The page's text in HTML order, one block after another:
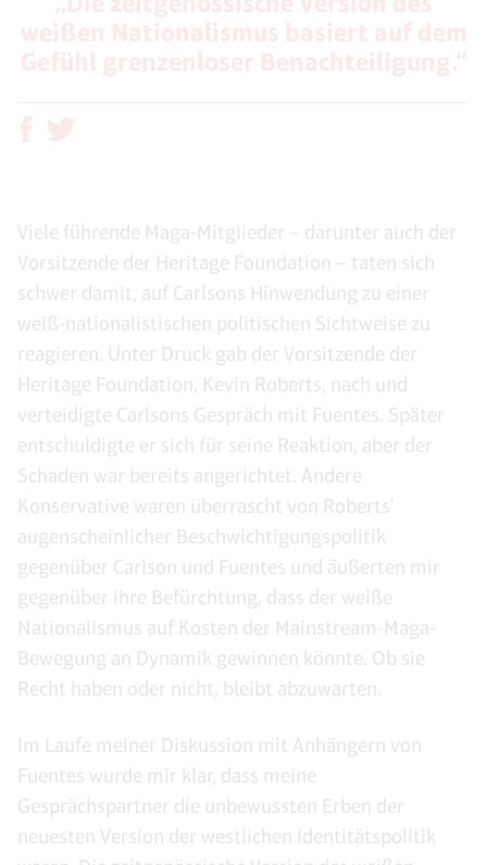
Viele führende Maga-Mitglieder – darunter auch der
Vorsitzende der Heritage Foundation – taten sich
schwer damit, auf Carlsons Hinwendung zu einer
weiß-nationalistischen politischen Sichtweise zu
reagieren. Unter Druck gab der Vorsitzende der
Heritage Foundation, Kevin Roberts, nach und
verteidigte Carlsons Gespräch mit Fuentes. Später
entschuldigte er sich für seine Reaktion, aber der
Schaden war bereits angerichtet. Andere
Konservative waren überrascht von Roberts'
augenscheinlicher Beschwichtigungspolitik
gegenüber Carlson und Fuentes und äußerten mir
gegenüber ihre Befürchtung, dass der weiße
Nationalismus auf Kosten der Mainstream-Maga-
Bewegung an Dynamik gewinnen könnte. Ob sie
Recht haben oder nicht, bleibt abzuwarten.
Im Laufe meiner Diskussion mit Anhängern von
Fuentes wurde mir klar, dass meine
Gesprächspartner die unbewussten Erben der
neuesten Version der westlichen Identitätspolitik